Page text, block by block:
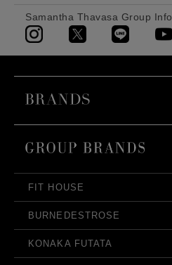
Samantha Thavasa Group Info.
FIT HOUSE
BURNEDESTROSE
KONAKA FUTATA